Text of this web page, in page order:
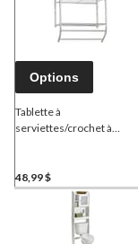
Options
Tablette à
serviettes/crochet à
salle de bain, chrome
48,99 $